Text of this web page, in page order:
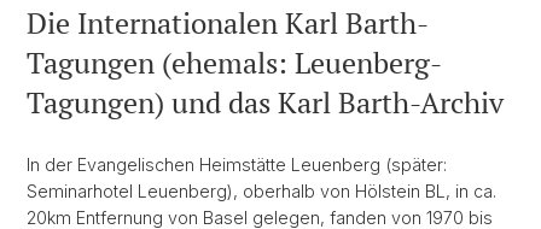
Die Internationalen Karl Barth-
Tagungen (ehemals: Leuenberg-
Tagungen) und das Karl Barth-Archiv
In der Evangelischen Heimstätte Leuenberg (später:
Seminarhotel Leuenberg), oberhalb von Hölstein BL, in ca.
20km Entfernung von Basel gelegen, fanden von 1970 bis